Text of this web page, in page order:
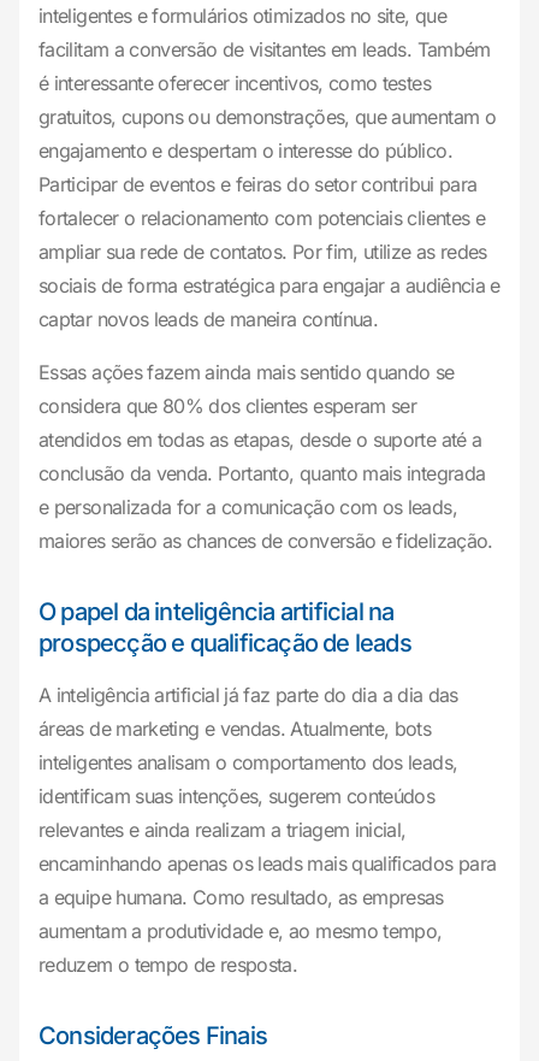
inteligentes e formulários otimizados no site, que
facilitam a conversão de visitantes em leads. Também
é interessante oferecer incentivos, como testes
gratuitos, cupons ou demonstrações, que aumentam o
engajamento e despertam o interesse do público.
Participar de eventos e feiras do setor contribui para
fortalecer o relacionamento com potenciais clientes e
ampliar sua rede de contatos. Por fim, utilize as redes
sociais de forma estratégica para engajar a audiência e
captar novos leads de maneira contínua.
Essas ações fazem ainda mais sentido quando se
considera que 80% dos clientes esperam ser
atendidos em todas as etapas, desde o suporte até a
conclusão da venda. Portanto, quanto mais integrada
e personalizada for a comunicação com os leads,
maiores serão as chances de conversão e fidelização.
O papel da inteligência artificial na
prospecção e qualificação de leads
A inteligência artificial já faz parte do dia a dia das
áreas de marketing e vendas. Atualmente, bots
inteligentes analisam o comportamento dos leads,
identificam suas intenções, sugerem conteúdos
relevantes e ainda realizam a triagem inicial,
encaminhando apenas os leads mais qualificados para
a equipe humana. Como resultado, as empresas
aumentam a produtividade e, ao mesmo tempo,
reduzem o tempo de resposta.
Considerações Finais